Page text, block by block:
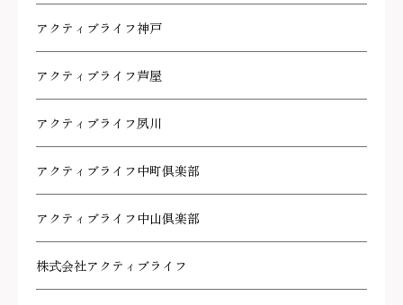
アクティブライフ神戸
アクティブライフ芦屋
アクティブライフ夙川
アクティブライフ中町倶楽部
アクティブライフ中山倶楽部
株式会社アクティブライフ